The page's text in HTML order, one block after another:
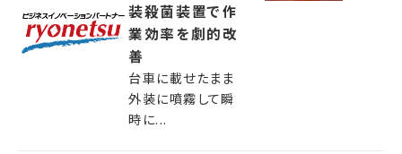
装殺菌装置で作
業効率を劇的改
善
台車に載せたまま
外装に噴霧して瞬
時に...